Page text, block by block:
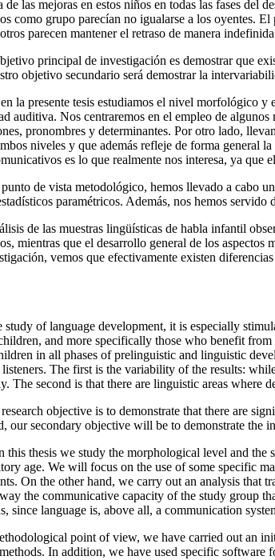
de las mejoras en estos niños en todas las fases
como grupo parecían no igualarse a los oyentes.
parecen mantener el retraso de manera
principal de investigación es demostrar que
objetivo secundario será demostrar la
la presente tesis estudiamos el nivel morfológico
auditiva. Nos centraremos en el empleo de
pronombres y determinantes. Por otro lado,
niveles y que además refleje de forma general
es lo que realmente nos interesa, ya que
de vista metodológico, hemos llevado a cabo
paramétricos. Además, nos hemos
de las muestras lingüísticas de habla infantil
mientras que el desarrollo general de los
vemos que efectivamente existen
study of language development, it is especially
and more specifically those who benefit
in all phases of prelinguistic and linguistic
listeners. The first is the variability of the results:
The second is that there are linguistic areas where
objective is to demonstrate that there are
our secondary objective will be to demonstrate the
this thesis we study the morphological level and
age. We will focus on the use of some specific
On the other hand, we carry out an analysis that
the communicative capacity of the study group
since language is, above all, a communication
point of view, we have carried out an
In addition, we have used specific